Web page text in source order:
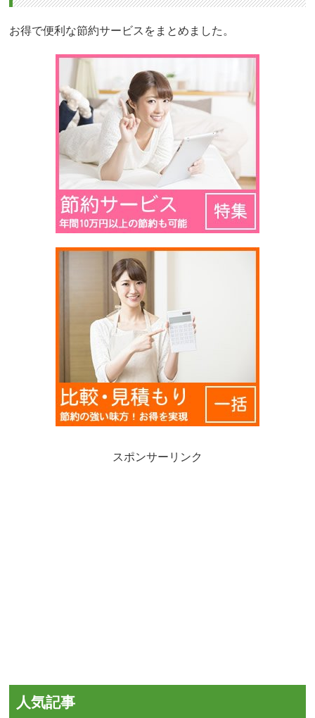
お得で便利な節約サービスをまとめました。
スポンサーリンク
人気記事